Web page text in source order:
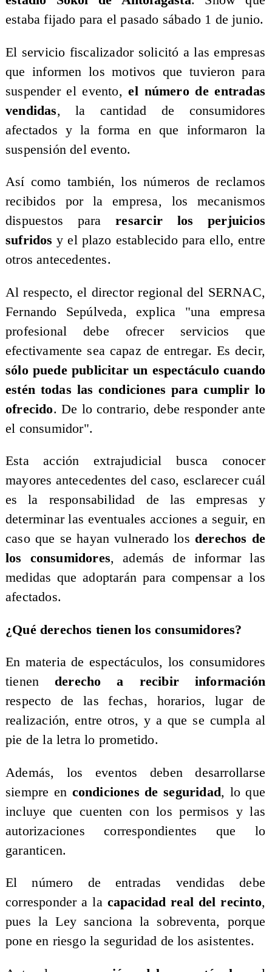
estaba fijado para el pasado sábado 1 de junio.
El servicio fiscalizador solicitó a las empresas
que informen los motivos que tuvieron para
suspender el evento, el número de entradas
vendidas, la cantidad de consumidores
afectados y la forma en que informaron la
suspensión del evento.
Así como también, los números de reclamos
recibidos por la empresa, los mecanismos
dispuestos para resarcir los perjuicios
sufridosy el plazo establecido para ello, entre
otros antecedentes.
Al respecto, el director regional del SERNAC,
Fernando Sepúlveda, explica "una empresa
profesional debe ofrecer servicios que
efectivamente sea capaz de entregar. Es decir,
sólo puede publicitar un espectáculo cuando
estén todas las condiciones para cumplir lo
ofrecido. De lo contrario, debe responder ante
el consumidor".
Esta acción extrajudicial busca conocer
mayores antecedentes del caso, esclarecer cuál
es la responsabilidad de las empresas y
determinar las eventuales acciones a seguir, en
caso que se hayan vulnerado los derechos de
los consumidores, además de informar las
medidas que adoptarán para compensar a los
afectados.
¿Qué derechos tienen los consumidores?
En materia de espectáculos, los consumidores
tienen derecho a recibir información
respecto de las fechas, horarios, lugar de
realización, entre otros, y a que se cumpla al
pie de la letra lo prometido.
Además, los eventos deben desarrollarse
siempre en condiciones de seguridad, lo que
incluye que cuenten con los permisos y las
autorizaciones correspondientes que lo
garanticen.
El número de entradas vendidas debe
corresponder a la capacidad real del recinto,
pues la Ley sanciona la sobreventa, porque
pone en riesgo la seguridad de los asistentes.